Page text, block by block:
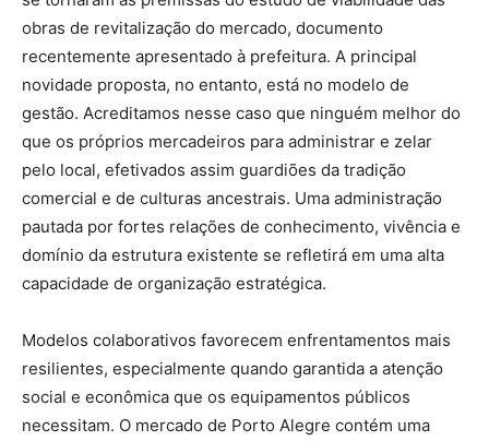
obras de revitalização do mercado, documento
recentemente apresentado à prefeitura. A principal
novidade proposta, no entanto, está no modelo de
gestão. Acreditamos nesse caso que ninguém melhor do
que os próprios mercadeiros para administrar e zelar
pelo local, efetivados assim guardiões da tradição
comercial e de culturas ancestrais. Uma administração
pautada por fortes relações de conhecimento, vivência e
domínio da estrutura existente se refletirá em uma alta
capacidade de organização estratégica.
Modelos colaborativos favorecem enfrentamentos mais
resilientes, especialmente quando garantida a atenção
social e econômica que os equipamentos públicos
necessitam. O mercado de Porto Alegre contém uma